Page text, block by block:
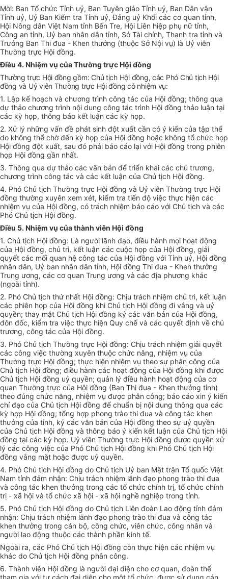
Mời: Ban Tổ chức Tỉnh uỷ, Ban Tuyên giáo Tỉnh uỷ, Ban Dân vận
Tỉnh uỷ, Uỷ Ban Kiểm tra Tỉnh uỷ, Đảng uỷ Khối các cơ quan tỉnh,
Hội Nông dân Việt Nam tỉnh Bến Tre, Hội Liên hiệp phụ nữ tỉnh,
Công an tỉnh, Uỷ ban nhân dân tỉnh, Sở Tài chính, Thanh tra tỉnh và
Trưởng Ban Thi đua - Khen thưởng (thuộc Sở Nội vụ) là Uỷ viên
Thường trực Hội đồng.
Điều 4. Nhiệm vụ của Thường trực Hội đồng
Thường trực Hội đồng gồm: Chủ tịch Hội đồng, các Phó Chủ tịch Hội
đồng và Uỷ viên Thường trực Hội đồng có nhiệm vụ:
1. Lập kế hoạch và chương trình công tác của Hội đồng; thông qua
dự thảo chương trình nội dung công tác trình Hội đồng thảo luận tại
các kỳ họp, thông báo kết luận các kỳ họp.
2. Xử lý những vấn đề phát sinh đột xuất cần có ý kiến của tập thể
do không thể chờ đến kỳ họp của Hội đồng hoặc không tổ chức họp
Hội đồng đột xuất, sau đó phải báo cáo lại với Hội đồng trong phiên
họp Hội đồng gần nhất.
3. Thông qua dự thảo các văn bản để triển khai các chủ trương,
chương trình công tác và các kết luận của Chủ tịch Hội đồng.
4. Phó Chủ tịch Thường trực Hội đồng và Uỷ viên Thường trực Hội
đồng thường xuyên xem xét, kiểm tra tiến độ việc thực hiện các
nhiệm vụ của Hội đồng, có trách nhiệm báo cáo với Chủ tịch và các
Phó Chủ tịch Hội đồng.
Điều 5. Nhiệm vụ của thành viên Hội đồng
1. Chủ tịch Hội đồng: Là người lãnh đạo, điều hành mọi hoạt động
của Hội đồng, chủ trì, kết luận các cuộc họp của Hội đồng, giải
quyết các mối quan hệ công tác của Hội đồng với Tỉnh uỷ, Hội đồng
nhân dân, Uỷ ban nhân dân tỉnh, Hội đồng Thi đua - Khen thưởng
Trung ương, các cơ quan Trung ương và các địa phương khác
(ngoài tỉnh).
2. Phó Chủ tịch thứ nhất Hội đồng: Chịu trách nhiệm chủ trì, kết luận
các phiên họp của Hội đồng khi Chủ tịch Hội đồng đi vắng và uỷ
quyền; thay mặt Chủ tịch Hội đồng ký các văn bản của Hội đồng,
đôn đốc, kiểm tra việc thực hiện Quy chế và các quyết định về chủ
trương, công tác của Hội đồng.
3. Phó Chủ tịch Thường trực Hội đồng: Chịu trách nhiệm giải quyết
các công việc thường xuyên thuộc chức năng, nhiệm vụ của
Thường trực Hội đồng; thực hiện nhiệm vụ theo sự phân công của
Chủ tịch Hội đồng; điều hành các hoạt động của Hội đồng khi được
Chủ tịch Hội đồng uỷ quyền; quản lý điều hành hoạt động của cơ
quan Thường trực của Hội đồng (Ban Thi đua - Khen thưởng tỉnh)
theo đúng chức năng, nhiệm vụ được phân công; báo cáo xin ý kiến
chỉ đạo của Chủ tịch Hội đồng để chuẩn bị nội dung thông qua các
kỳ hợp Hội đồng; tổng hợp phong trào thi đua và công tác khen
thưởng của tỉnh, ký các văn bản của Hội đồng theo sự uỷ quyền
của Chủ tịch Hội đồng và thông báo ý kiến kết luận của Chủ tịch Hội
đồng tại các kỳ họp. Uỷ viên Thường trực Hội đồng được quyền xử
lý các công việc của Phó Chủ tịch Hội đồng khi Phó Chủ tịch Hội
đồng vắng mặt hoặc được uỷ quyền.
4. Phó Chủ tịch Hội đồng do Chủ tịch Uỷ ban Mặt trận Tổ quốc Việt
Nam tỉnh đảm nhận: Chịu trách nhiệm lãnh đạo phong trào thi đua
và công tác khen thưởng trong các tổ chức chính trị, tổ chức chính
trị - xã hội và tổ chức xã hội - xã hội nghề nghiệp trong tỉnh.
5. Phó Chủ tịch Hội đồng do Chủ tịch Liên đoàn Lao động tỉnh đảm
nhận: Chịu trách nhiệm lãnh đạo phong trào thi đua và công tác
khen thưởng trong cán bộ, công chức, viên chức, công nhân và
người lao động thuộc các thành phần kinh tế.
Ngoài ra, các Phó Chủ tịch Hội đồng còn thực hiện các nhiệm vụ
khác do Chủ tịch Hội đồng phân công.
6. Thành viên Hội đồng là người đại diện cho cơ quan, đoàn thể
tham gia với tư cách đại diện cho một tổ chức, được sử dụng cán